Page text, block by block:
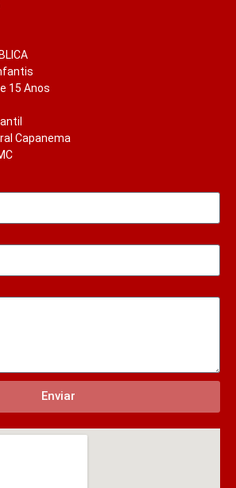
15 Anos
Capanema
Enviar